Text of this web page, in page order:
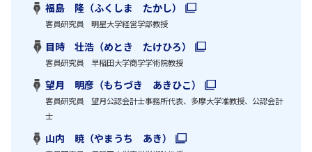
福島 隆（ふくしま たかし）
客員研究員 明星大学経営学部教授
目時 壮浩（めとき たけひろ）
客員研究員 早稲田大学商学学術院教授
望月 明彦（もちづき あきひこ）
客員研究員 望月公認会計士事務所代表、多摩大学准教授、公認会計
士
山内 暁（やまうち あき）